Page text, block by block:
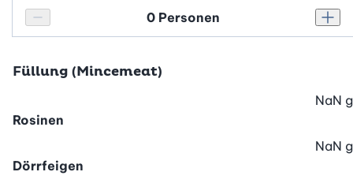
Personenanzahl verringern
Personenanzahl
Füllung (Mincemeat)
Rosinen
NaN g
Dörrfeigen
NaN g